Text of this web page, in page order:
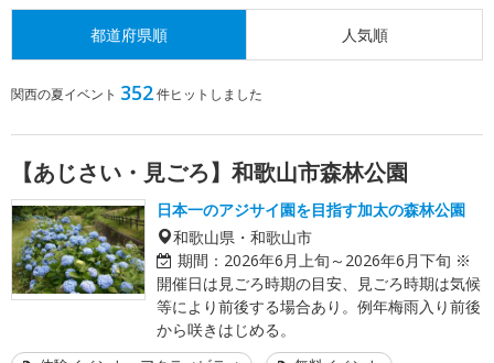
都道府県順 人気順
関西の夏イベント 352件ヒットしました
【あじさい・見ごろ】和歌山市森林公園
日本一のアジサイ園を目指す加太の森林公園
和歌山県・和歌山市
期間： 2026年6月上旬～2026年6月下旬 ※
開催日は見ごろ時期の目安、見ごろ時期は気候
等により前後する場合あり。例年梅雨入り前後
から咲きはじめる。